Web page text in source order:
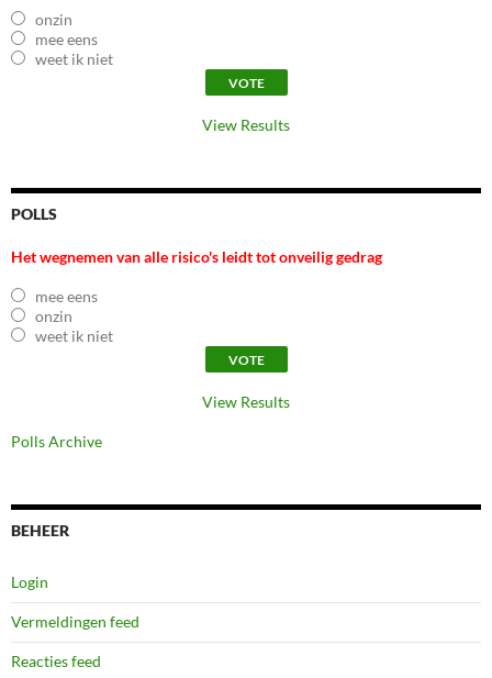
onzin
mee eens
weet ik niet
View Results
POLLS
Het wegnemen van alle risico's leidt tot onveilig gedrag
mee eens
onzin
weet ik niet
View Results
Polls Archive
BEHEER
Login
Vermeldingen feed
Reacties feed